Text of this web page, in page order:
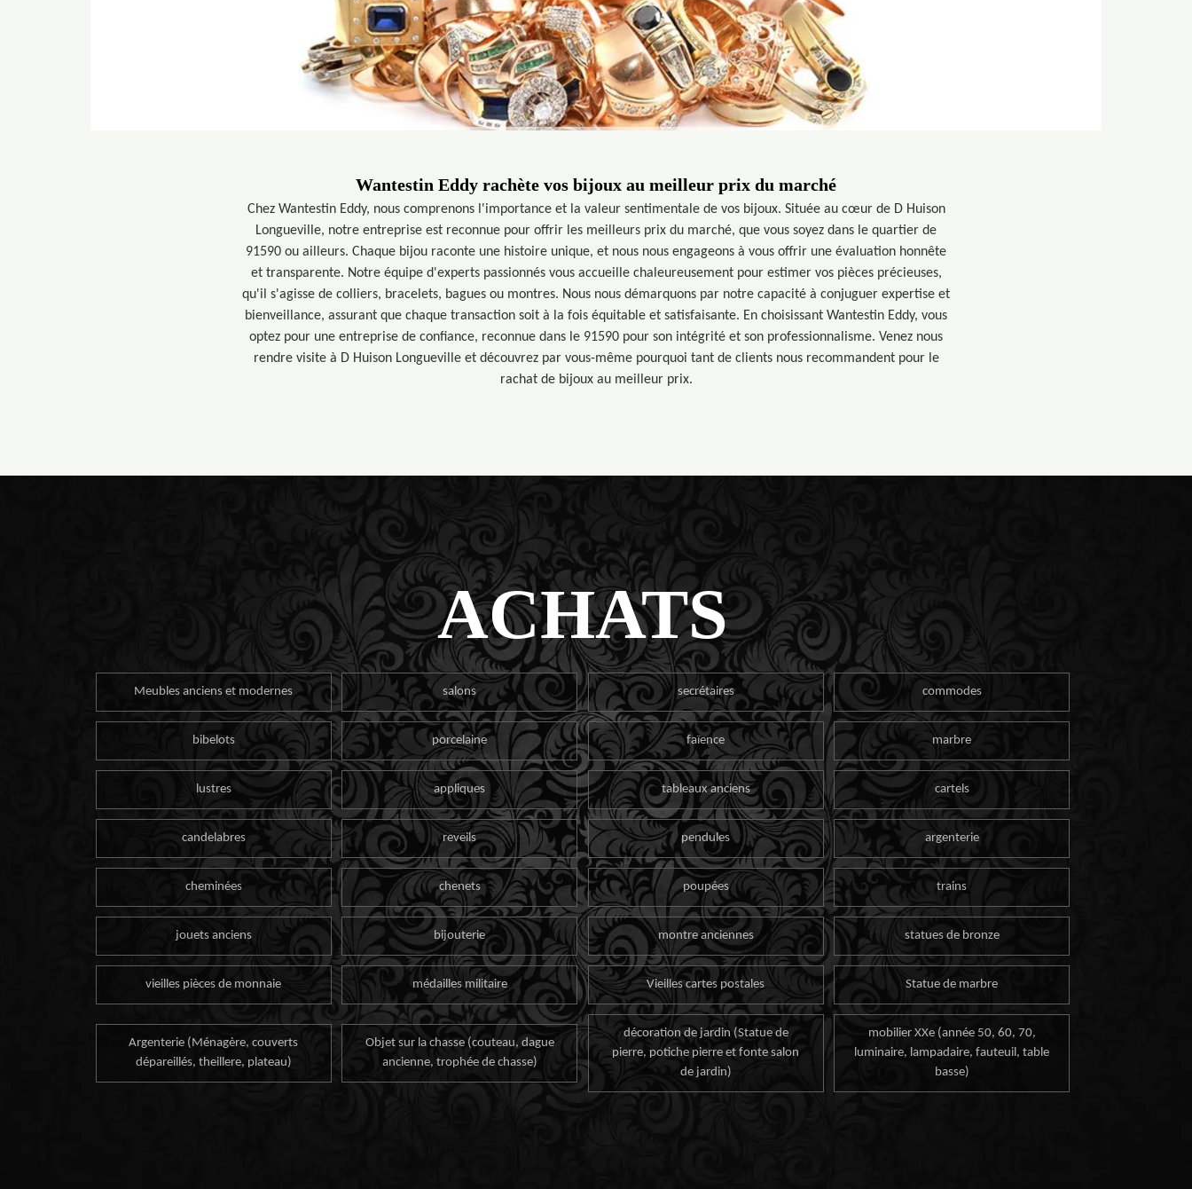
Wantestin Eddy rachète vos bijoux au meilleur prix du marché
Chez Wantestin Eddy, nous comprenons l'importance et la valeur sentimentale de vos bijoux. Située au cœur de D Huison
Longueville, notre entreprise est reconnue pour offrir les meilleurs prix du marché, que vous soyez dans le quartier de
91590 ou ailleurs. Chaque bijou raconte une histoire unique, et nous nous engageons à vous offrir une évaluation honnête
et transparente. Notre équipe d'experts passionnés vous accueille chaleureusement pour estimer vos pièces précieuses,
qu'il s'agisse de colliers, bracelets, bagues ou montres. Nous nous démarquons par notre capacité à conjuguer expertise et
bienveillance, assurant que chaque transaction soit à la fois équitable et satisfaisante. En choisissant Wantestin Eddy, vous
optez pour une entreprise de confiance, reconnue dans le 91590 pour son intégrité et son professionnalisme. Venez nous
rendre visite à D Huison Longueville et découvrez par vous-même pourquoi tant de clients nous recommandent pour le
rachat de bijoux au meilleur prix.
ACHATS
Meubles anciens et modernes salons secrétaires commodes
bibelots porcelaine faïence marbre
lustres appliques tableaux anciens cartels
candelabres reveils pendules argenterie
cheminées chenets poupées trains
jouets anciens bijouterie montre anciennes statues de bronze
vieilles pièces de monnaie médailles militaire Vieilles cartes postales Statue de marbre
Argenterie (Ménagère, couverts
dépareillés, theillere, plateau)
Objet sur la chasse (couteau, dague
ancienne, trophée de chasse)
décoration de jardin (Statue de
pierre, potiche pierre et fonte salon
de jardin)
mobilier XXe (année 50, 60, 70,
luminaire, lampadaire, fauteuil, table
basse)